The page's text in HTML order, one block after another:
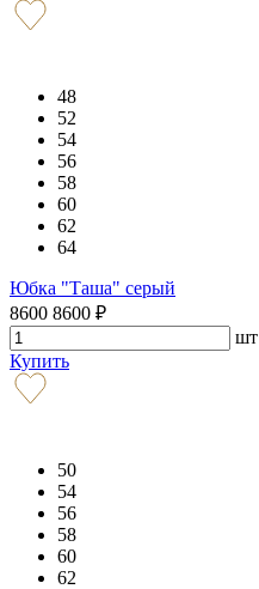
48
52
54
56
58
60
62
64
Юбка "Таша" серый
8600 8600 ₽
шт
Купить
50
54
56
58
60
62